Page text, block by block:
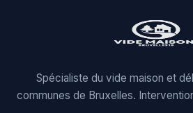
Spécialiste du vide maison et
communes de Bruxelles.